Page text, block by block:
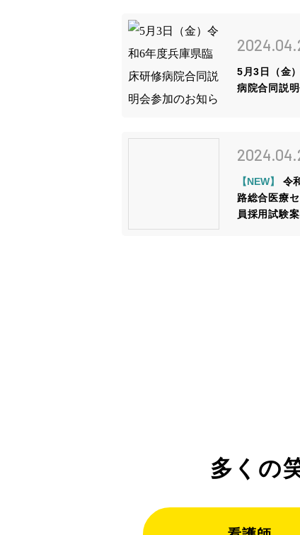
採用情報
病院ホームページ
スタッフ専用ページ
5月3日（金
病院合同説
【NEW】
令
路総合医療
員採用試験
多くの